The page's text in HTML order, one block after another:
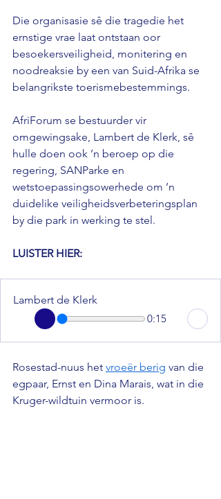
Die organisasie sê die tragedie het
ernstige vrae laat ontstaan oor
besoekersveiligheid, monitering en
noodreaksie by een van Suid-Afrika se
belangrikste toerismebestemmings.
AfriForum se bestuurder vir
omgewingsake, Lambert de Klerk, sê
hulle doen ook ’n beroep op die
regering, SANParke en
wetstoepassingsowerhede om ’n
duidelike veiligheidsverbeteringsplan
by die park in werking te stel.
LUISTER HIER:
Lambert de Klerk
0:15
Rosestad-nuus het vroeër berig van die
egpaar, Ernst en Dina Marais, wat in die
Kruger-wildtuin vermoor is.